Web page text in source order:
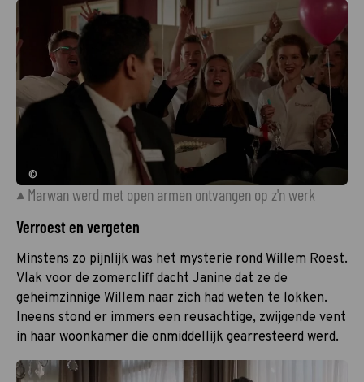
©
Marwan werd met open armen ontvangen op z'n werk
Verroest en vergeten
Minstens zo pijnlijk was het mysterie rond Willem Roest.
Vlak voor de zomercliff dacht Janine dat ze de
geheimzinnige Willem naar zich had weten te lokken.
Ineens stond er immers een reusachtige, zwijgende vent
in haar woonkamer die onmiddellijk gearresteerd werd.